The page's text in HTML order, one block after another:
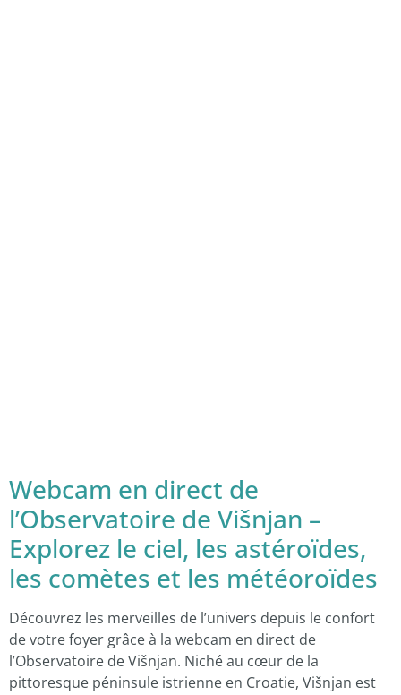
Webcam en direct de
l’Observatoire de Višnjan –
Explorez le ciel, les astéroïdes,
les comètes et les météoroïdes
Découvrez les merveilles de l’univers depuis le confort
de votre foyer grâce à la webcam en direct de
l’Observatoire de Višnjan. Niché au cœur de la
pittoresque péninsule istrienne en Croatie, Višnjan est